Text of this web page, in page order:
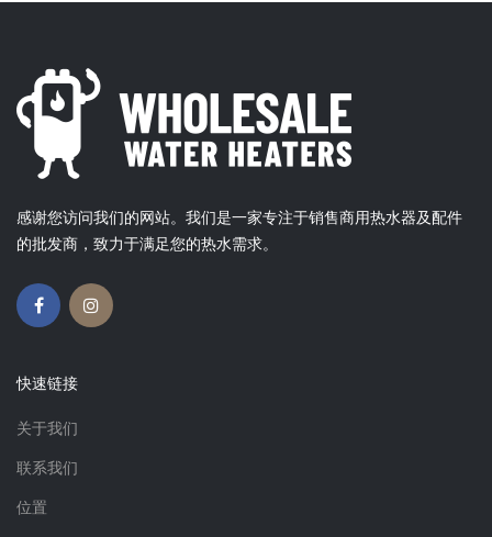
感谢您访问我们的网站。我们是一家专注于销售商用热水器及配件
的批发商，致力于满足您的热水需求。
快速链接
关于我们
联系我们
位置